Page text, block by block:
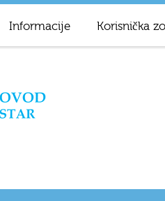
Informacije Korisnička